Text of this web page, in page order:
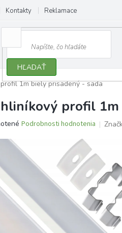
Kontakty Reklamace
HĽADAŤ
1m biely prisadený - sada
profil
Podrobnosti hodnotenia